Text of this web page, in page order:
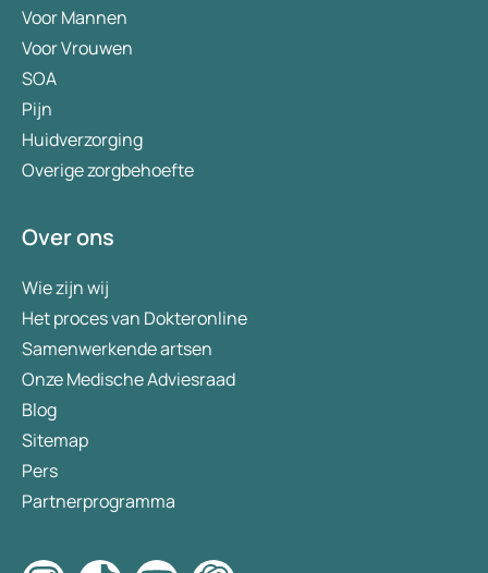
Voor Mannen
Voor Vrouwen
SOA
Pijn
Huidverzorging
Overige zorgbehoefte
Over ons
Wie zijn wij
Het proces van Dokteronline
Samenwerkende artsen
Onze Medische Adviesraad
Blog
Sitemap
Pers
Partnerprogramma